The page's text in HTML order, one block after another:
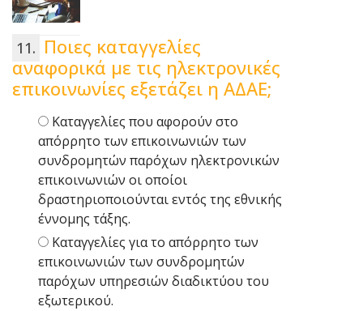
Ποιες καταγγελίες
αναφορικά με τις ηλεκτρονικές
επικοινωνίες εξετάζει η ΑΔΑΕ;
Καταγγελίες που αφορούν στο
απόρρητο των επικοινωνιών των
συνδρομητών παρόχων ηλεκτρονικών
επικοινωνιών οι οποίοι
δραστηριοποιούνται εντός της εθνικής
έννομης τάξης.
Καταγγελίες για το απόρρητο των
επικοινωνιών των συνδρομητών
παρόχων υπηρεσιών διαδικτύου του
εξωτερικού.